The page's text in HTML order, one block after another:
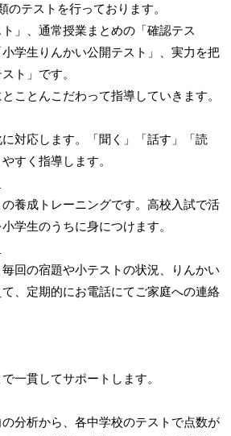
のテストを行っております。
」、通常授業まとめの「確認テス
小学生りんかい公開テスト」、実力を把
ト」です。
ことんこだわって指導していきます。
対応します。「聞く」「話す」「読
すく指導します。
の養成トレーニングです。高校入試で活
学生のうちに身につけます。
回の宿題や小テストの状況、りんかい
、定期的にお電話にてご家庭への連絡
一貫してサポートします。
分析から、各中学校のテストで点数が